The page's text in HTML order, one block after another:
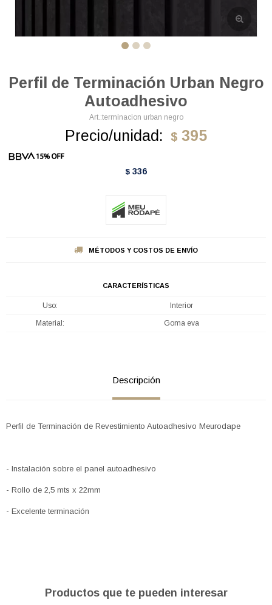
Perfil de Terminación Urban Negro
Autoadhesivo
terminacion urban negro
Precio/unidad: $ 395
$ 336
MÉTODOS Y COSTOS DE ENVÍO
CARACTERÍSTICAS
Uso Interior
Material Goma eva
Descripción
Perfil de Terminación de Revestimiento Autoadhesivo Meurodape
- Instalación sobre el panel autoadhesivo
- Rollo de 2,5 mts x 22mm
- Excelente terminación
Productos que te pueden interesar